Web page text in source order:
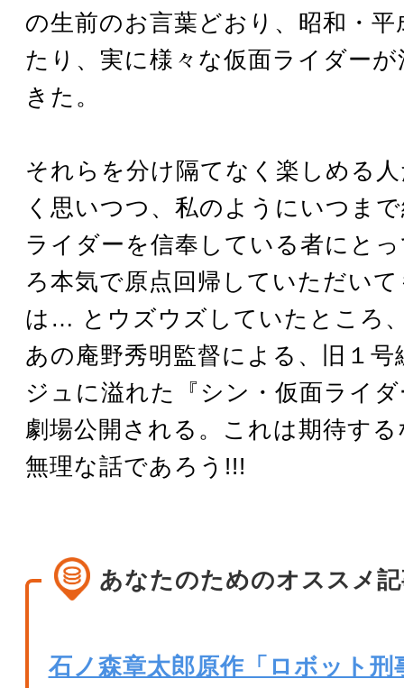
の生前のお言葉どおり、昭和・平
たり、実に様々な仮面ライダー
きた。
それらを分け隔てなく楽しめる
く思いつつ、私のようにいつま
ライダーを信奉している者にと
ろ本気で原点回帰していただい
は… とウズウズしていたところ
あの庵野秀明監督による、旧１
ジュに溢れた『シン・仮面ライ
劇場公開される。これは期待す
無理な話であろう!!!
あなたのためのオススメ
石ノ森章太郎原作「ロボット刑